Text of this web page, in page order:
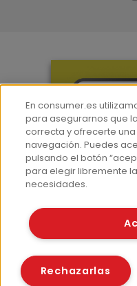
Corpus
©
En consumer.es
para asegurarnos que
correcta y ofrecerte
navegación. Puedes
pulsando el botón
para elegir libremente
necesidades.
Rechazarlas